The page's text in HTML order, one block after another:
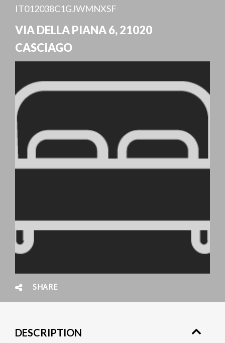
IT012038C1GJWMNXSF
VIA DELLA PIANA 6,21020
CASCIAGO
SHARE
DESCRIPTION